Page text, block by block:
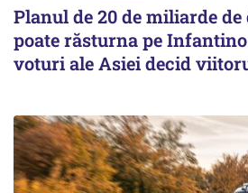
Planul de 20 de miliarde
poate răsturna pe
voturi ale Asiei decid